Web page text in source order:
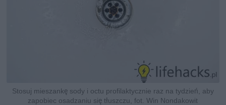
Stosuj mieszankę sody i octu profilaktycznie raz na tydzień, aby
zapobiec osadzaniu się tłuszczu, fot. Win Nondakowit